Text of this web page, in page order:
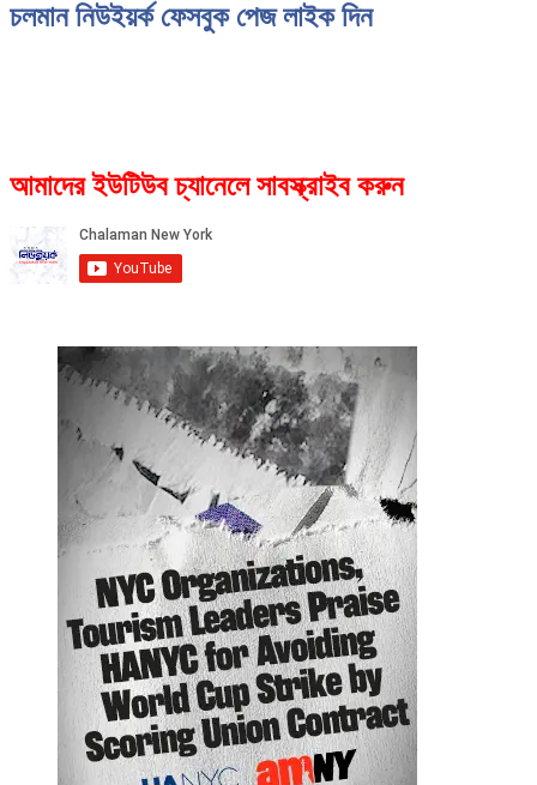
চলমান নিউইয়র্ক ফেসবুক পেজ লাইক দিন
আমাদের ইউটিউব চ্যানেলে সাবস্ক্রাইব করুন